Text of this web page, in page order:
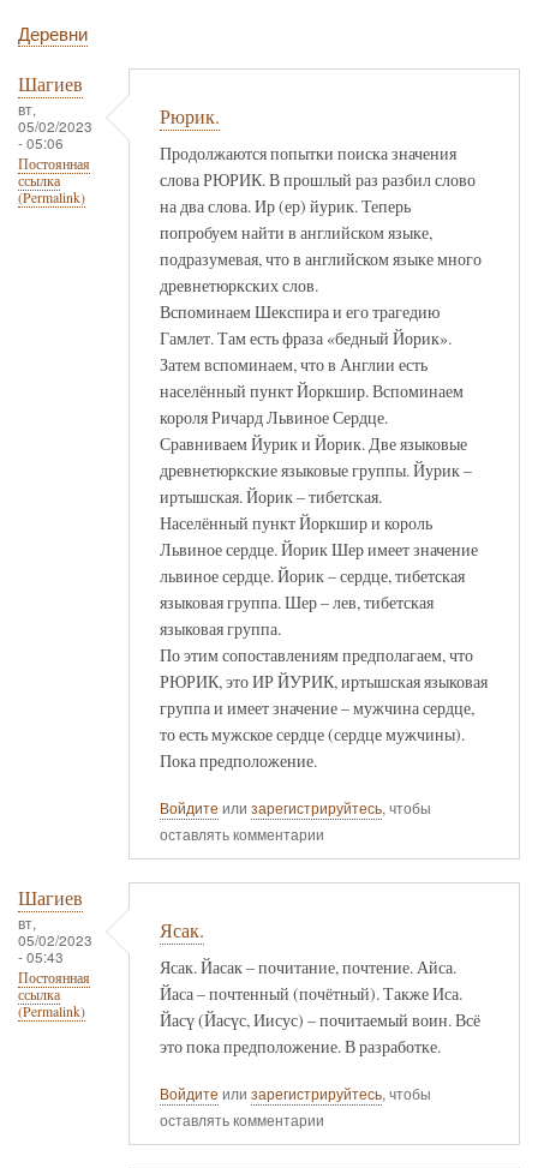
Деревни
Шагиев
вт,
05/02/2023
- 05:06
Постоянная
ссылка
(Permalink)
Рюрик.
Продолжаются попытки поиска значения
слова РЮРИК. В прошлый раз разбил слово
на два слова. Ир (ер) йурик. Теперь
попробуем найти в английском языке,
подразумевая, что в английском языке много
древнетюркских слов.
Вспоминаем Шекспира и его трагедию
Гамлет. Там есть фраза «бедный Йорик».
Затем вспоминаем, что в Англии есть
населённый пункт Йоркшир. Вспоминаем
короля Ричард Львиное Сердце.
Сравниваем Йурик и Йорик. Две языковые
древнетюркские языковые группы. Йурик –
иртышская. Йорик – тибетская.
Населённый пункт Йоркшир и король
Львиное сердце. Йорик Шер имеет значение
львиное сердце. Йорик – сердце, тибетская
языковая группа. Шер – лев, тибетская
языковая группа.
По этим сопоставлениям предполагаем, что
РЮРИК, это ИР ЙУРИК, иртышская языковая
группа и имеет значение – мужчина сердце,
то есть мужское сердце (сердце мужчины).
Пока предположение.
Войдите или зарегистрируйтесь, чтобы
оставлять комментарии
Шагиев
вт,
05/02/2023
- 05:43
Постоянная
ссылка
(Permalink)
Ясак.
Ясак. Йасак – почитание, почтение. Айса.
Йаса – почтенный (почётный). Также Иса.
Йасү (Йасүс, Иисус) – почитаемый воин. Всё
это пока предположение. В разработке.
Войдите или зарегистрируйтесь, чтобы
оставлять комментарии